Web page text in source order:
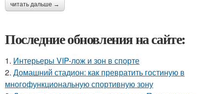
читать дальше →
Последние обновления на сайте:
1. Интерьеры VIP-лож и зон в спорте
2. Домашний стадион: как превратить гостиную в
многофункциональную спортивную зону